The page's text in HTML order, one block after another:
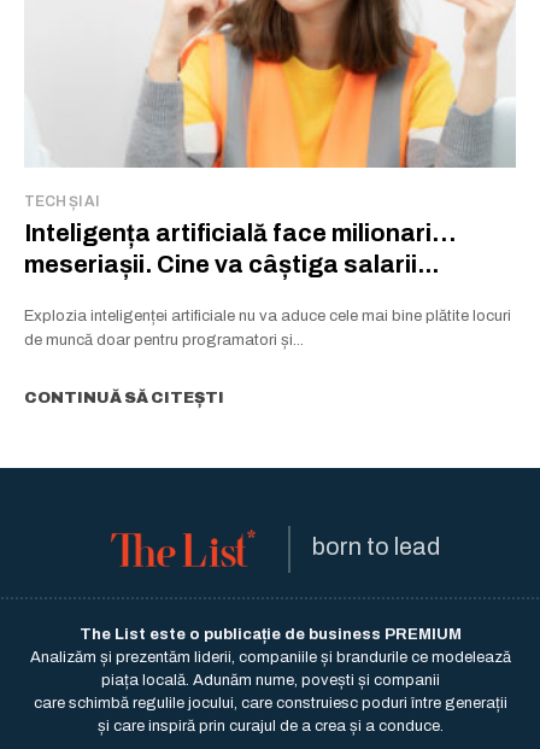
TECH ȘI AI
Inteligența artificială face milionari…
meseriașii. Cine va câștiga salarii...
Explozia inteligenței artificiale nu va aduce cele mai bine plătite locuri
de muncă doar pentru programatori și...
CONTINUĂ SĂ CITEȘTI
born to lead
The List este o publicație de business PREMIUM
Analizăm și prezentăm liderii, companiile și brandurile ce modelează
piața locală. Adunăm nume, povești și companii
care schimbă regulile jocului, care construiesc poduri între generații
și care inspiră prin curajul de a crea și a conduce.